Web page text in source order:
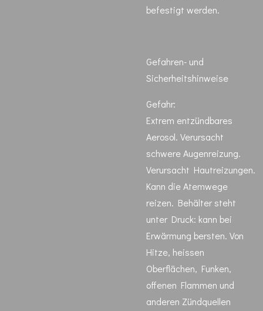
befestigt werden.
Gefahren- und
Sicherheitshinweise
Gefahr:
Extrem entzündbares
Aerosol. Verursacht
schwere Augenreizung.
Verursacht Hautreizungen.
Kann die Atemwege
reizen. Behälter steht
unter Druck: kann bei
Erwärmung bersten. Von
Hitze, heissen
Oberflächen, Funken,
offenen Flammen und
anderen Zündquellen